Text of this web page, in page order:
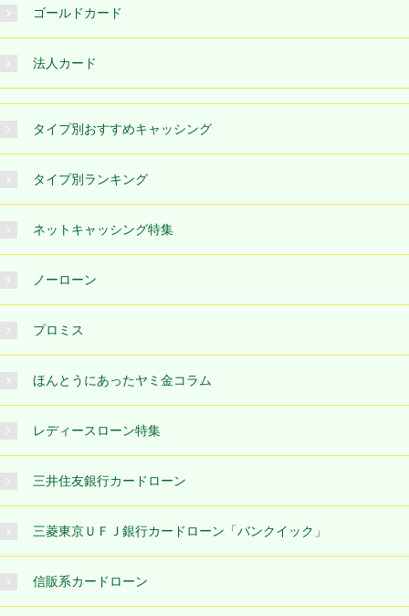
ゴールドカード
法人カード
タイプ別おすすめキャッシング
タイプ別ランキング
ネットキャッシング特集
ノーローン
プロミス
ほんとうにあったヤミ金コラム
レディースローン特集
三井住友銀行カードローン
三菱東京ＵＦＪ銀行カードローン「バンクイック」
信販系カードローン